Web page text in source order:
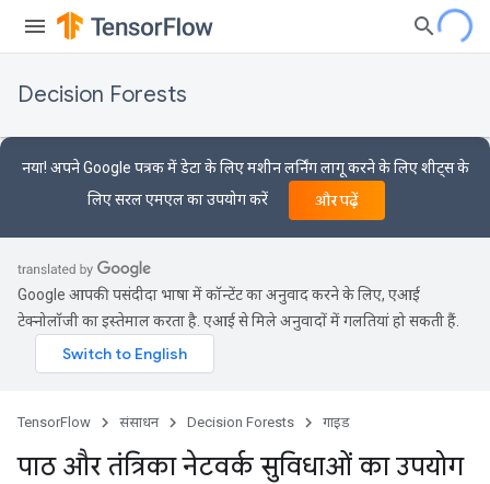
Decision Forests
नया! अपने Google पत्रक में डेटा के लिए मशीन लर्निंग लागू करने के लिए शीट्स के
लिए सरल एमएल का उपयोग करें
और पढ़ें
Google आपकी पसंदीदा भाषा में कॉन्टेंट का अनुवाद करने के लिए, एआई
टेक्नोलॉजी का इस्तेमाल करता है. एआई से मिले अनुवादों में गलतियां हो सकती हैं.
TensorFlow संसाधन Decision Forests गाइड
पाठ और तंत्रिका नेटवर्क सुविधाओं का उपयोग